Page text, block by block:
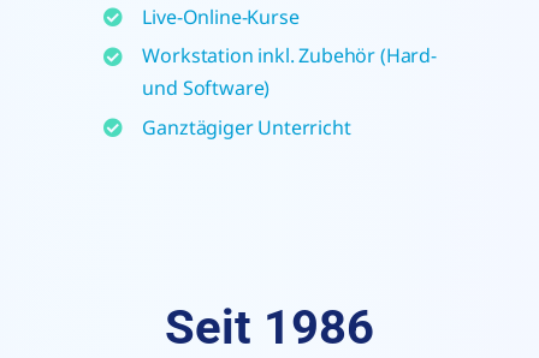
Live-Online-Kurse
Workstation inkl. Zubehör (Hard-
und Software)
Ganztägiger Unterricht
Seit 1986